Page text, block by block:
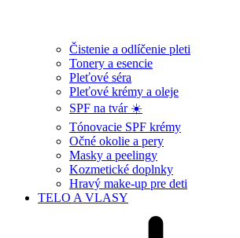
Čistenie a odlíčenie pleti
Tonery a esencie
Pleťové séra
Pleťové krémy a oleje
SPF na tvár ☀️
Tónovacie SPF krémy
Očné okolie a pery
Masky a peelingy
Kozmetické doplnky
Hravý make-up pre deti
TELO A VLASY